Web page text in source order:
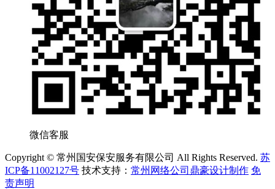
微信客服
Copyright © 常州国安保安服务有限公司 All Rights Reserved. 苏
ICP备11002127号 技术支持： 常州网络公司鼎豪设计制作 免
责声明